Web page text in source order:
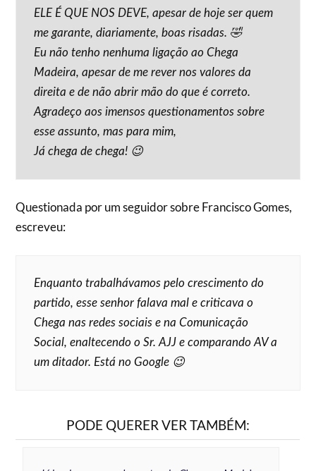
ELE É QUE NOS DEVE, apesar de hoje ser quem
me garante, diariamente, boas risadas. 🤣
Eu não tenho nenhuma ligação ao Chega
Madeira, apesar de me rever nos valores da
direita e de não abrir mão do que é correto.
Agradeço aos imensos questionamentos sobre
esse assunto, mas para mim,
Já chega de chega! 😉
Questionada por um seguidor sobre Francisco Gomes,
escreveu:
Enquanto trabalhávamos pelo crescimento do
partido, esse senhor falava mal e criticava o
Chega nas redes sociais e na Comunicação
Social, enaltecendo o Sr. AJJ e comparando AV a
um ditador. Está no Google 😉
PODE QUERER VER TAMBÉM: